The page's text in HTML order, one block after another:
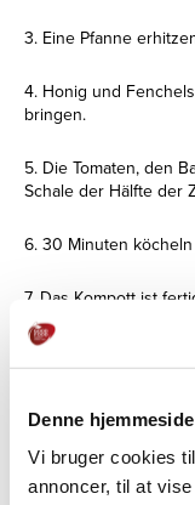
Denne
Vi bruger cookies
annoncer, til at
3. Eine Pfanne
4. Honig und
bringen.
5. Die Tomaten, den
Schale der Hälfte der
6. 30 Minuten
7. Das Kompott ist
herum zu stocken
8. den Lachs in eine
9. Die
und den Weißwein